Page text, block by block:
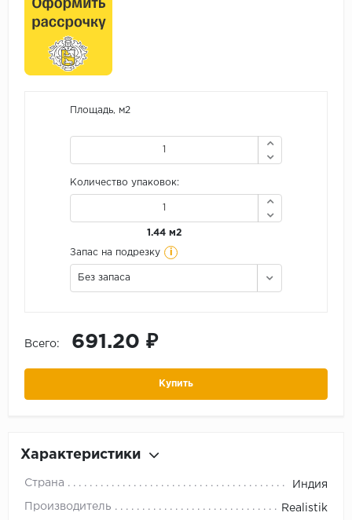
Площадь, м2
Количество упаковок:
1.44 м2
Запас на подрезку i
Без запаса
Всего: 691.20 ₽
Купить
Характеристики
Страна Индия
Производитель Realistik